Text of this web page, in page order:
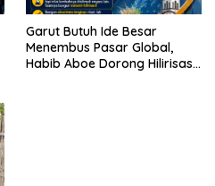
Garut Butuh Ide Besar
Menembus Pasar Global,
Habib Aboe Dorong Hilirisasi